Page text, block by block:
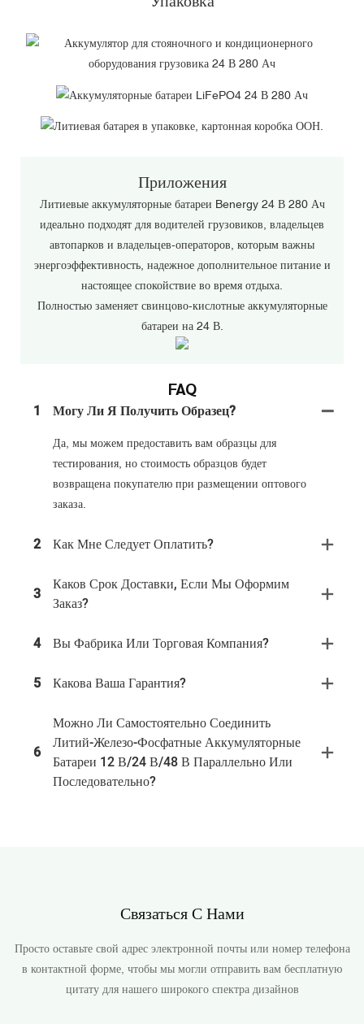
Приложения
Литиевые аккумуляторные батареи Benergy 24 В 280 Ач
идеально подходят для водителей грузовиков, владельцев
автопарков и владельцев-операторов, которым важны
энергоэффективность, надежное дополнительное питание и
настоящее спокойствие во время отдыха.
Полностью заменяет свинцово-кислотные аккумуляторные
батареи на 24 В.
FAQ
1 Могу Ли Я Получить Образец?
Да, мы можем предоставить вам образцы для
тестирования, но стоимость образцов будет
возвращена покупателю при размещении оптового
заказа.
2 Как Мне Следует Оплатить?
3
Каков Срок Доставки, Если Мы Оформим
Заказ?
4 Вы Фабрика Или Торговая Компания?
5 Какова Ваша Гарантия?
6
Можно Ли Самостоятельно Соединить
Литий-Железо-Фосфатные Аккумуляторные
Батареи 12 В/24 В/48 В Параллельно Или
Последовательно?
Связаться С Нами
Просто оставьте свой адрес электронной почты или номер телефона
в контактной форме, чтобы мы могли отправить вам бесплатную
цитату для нашего широкого спектра дизайнов